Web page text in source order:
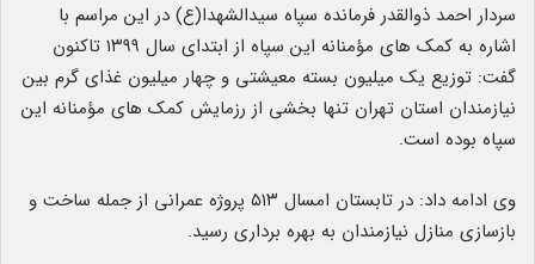
سردار احمد ذوالقدر فرمانده سپاه سیدالشهدا(ع) در این مراسم با
اشاره به کمک های مؤمنانه این سپاه از ابتدای سال ۱۳۹۹ تاکنون
گفت: توزیع یک میلیون بسته معیشتی و چهار میلیون غذای گرم بین
نیازمندان استان تهران تنها بخشی از رزمایش کمک های مؤمنانه این
سپاه بوده است.
وی ادامه داد: در تابستان امسال ۵۱۳ پروژه عمرانی از جمله ساخت و
بازسازی منازل نیازمندان به بهره برداری رسید.